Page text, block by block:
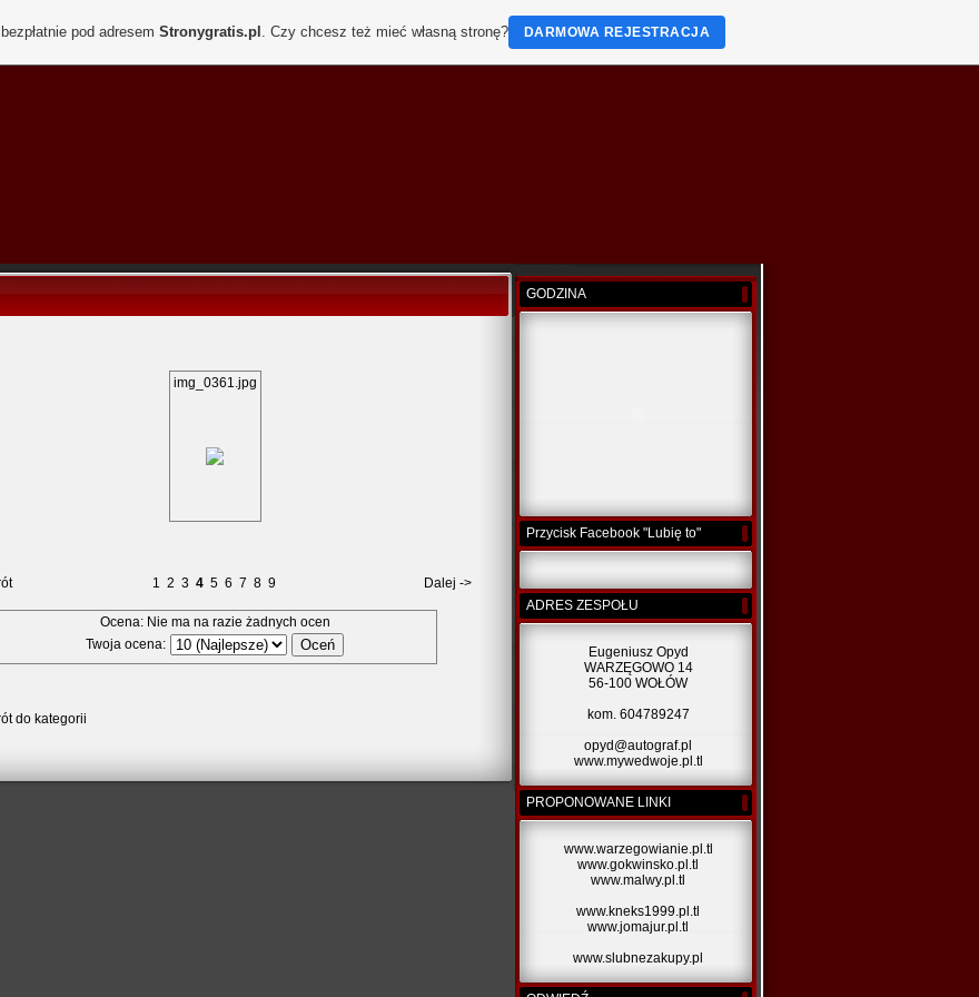
img_0361.jpg
1 2 3 4 5 6 7 8 9 Dalej ->
Ocena: Nie ma na razie żadnych ocen
Twoja ocena:
do kategorii
GODZINA
Przycisk Facebook "Lubię to"
ADRES ZESPOŁU
Eugeniusz Opyd
WARZĘGOWO 14
56-100 WOŁÓW
kom. 604789247
opyd@autograf.pl
www.mywedwoje.pl.tl
PROPONOWANE LINKI
www.warzegowianie.pl.tl
www.gokwinsko.pl.tl
www.malwy.pl.tl
www.kneks1999.pl.tl
www.jomajur.pl.tl
www.slubnezakupy.pl
pod adresem Stronygratis.pl . Czy chcesz też mieć własną stronę? DARMOWA REJESTRACJA